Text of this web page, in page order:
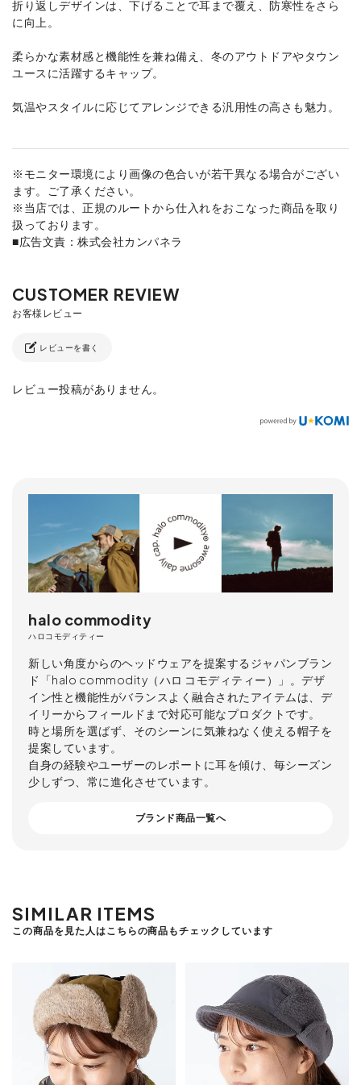
折り返しデザインは、下げることで耳まで覆え、防寒性をさら
に向上。
柔らかな素材感と機能性を兼ね備え、冬のアウトドアやタウン
ユースに活躍するキャップ。
気温やスタイルに応じてアレンジできる汎用性の高さも魅力。
※モニター環境により画像の色合いが若干異なる場合がござい
ます。ご了承ください。
※当店では、正規のルートから仕入れをおこなった商品を取り
扱っております。
■広告文責：株式会社カンパネラ
レビューを書く
レビュー投稿がありません。
halo commodity
ハロコモディティー
新しい角度からのヘッドウェアを提案するジャパンブラン
ド「halo commodity（ハロ コモディティー）」。デザ
イン性と機能性がバランスよく融合されたアイテムは、デ
イリーからフィールドまで対応可能なプロダクトです。
時と場所を選ばず、そのシーンに気兼ねなく使える帽子を
提案しています。
自身の経験やユーザーのレポートに耳を傾け、毎シーズン
少しずつ、常に進化させています。
ブランド商品一覧へ
SIMILAR ITEMS
この商品を見た人はこちらの商品もチェックしています